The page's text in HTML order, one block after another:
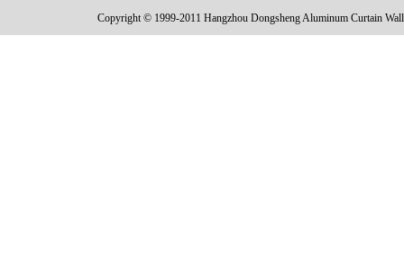
Copyright © 1999-2011 Hangzhou Dongsheng Aluminum Curtain